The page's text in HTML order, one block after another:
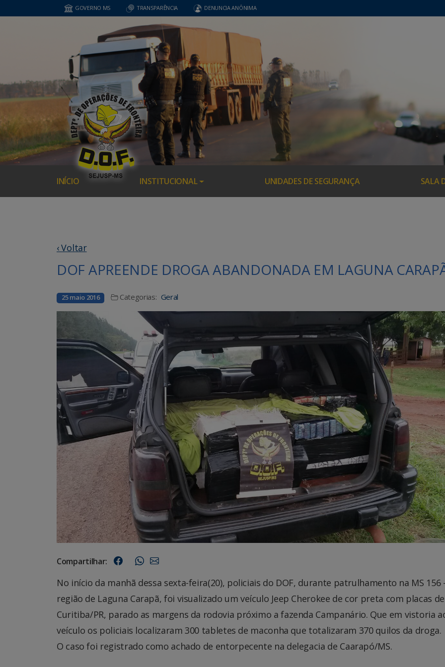
GOVERNO MS TRANSPARÊNCIA DENUNCIA ANÔNIMA
INÍCIO INSTITUCIONAL UNIDADES DE SEGURANÇA SALA
‹ Voltar
DOF APREENDE DROGA ABANDONADA EM LAGUNA
25 maio 2016 Categorias: Geral
Compartilhar:
No início da manhã dessa sexta-feira(20), policiais do DOF, durante patrulhamento na MS 156
região de Laguna Carapã, foi visualizado um veículo Jeep Cherokee de cor preta com placas de
Curitiba/PR, parado as margens da rodovia próximo a fazenda Campanário. Que em vistoria
veículo os policiais localizaram 300 tabletes de maconha que totalizaram 370 quilos da droga.
O caso foi registrado como achado de entorpecente na delegacia de Caarapó/MS.